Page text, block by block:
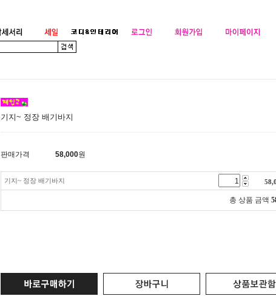
기지~ 정장 배기바지
판매가격 58,000원
기지~ 정장 배기바지
총 상품 금액